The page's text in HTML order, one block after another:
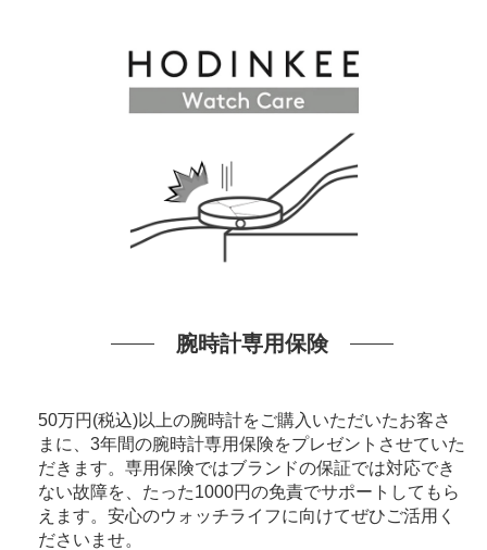
腕時計専用保険
50万円(税込)以上の腕時計をご購入いただいたお客さ
まに、3年間の腕時計専用保険をプレゼントさせていた
だきます。専用保険ではブランドの保証では対応でき
ない故障を、たった1000円の免責でサポートしてもら
えます。安心のウォッチライフに向けてぜひご活用く
ださいませ。